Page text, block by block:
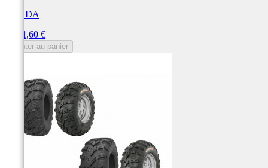
KENDA
1 161,60 €
Ajouter au panier